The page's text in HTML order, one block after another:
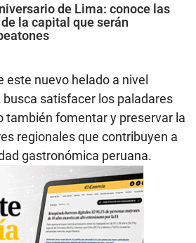
de Lima: conoce las
la capital que serán
este nuevo helado a nivel
busca satisfacer los paladares
también fomentar y preservar la
regionales que contribuyen a
gastronómica peruana.